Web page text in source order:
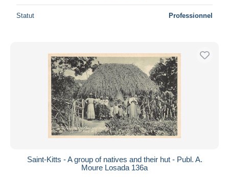
Appliquer
Statut Professionnel
Saint-Kitts - A group of natives and their hut - Publ. A.
Moure Losada 136a